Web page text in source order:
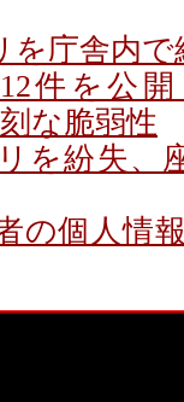
を庁舎内で
件を公開
な脆弱性
を紛失、
の個人情